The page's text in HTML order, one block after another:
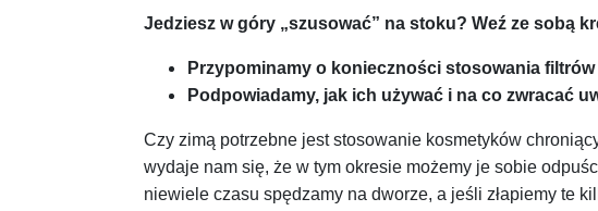
Jedziesz w góry „szusować” na stoku? Weź ze sobą
Przypominamy o konieczności stosowania filtrów
Podpowiadamy, jak ich używać i na co zwracać
Czy zimą potrzebne jest stosowanie kosmetyków
wydaje nam się, że w tym okresie możemy je sobie
niewiele czasu spędzamy na dworze, a jeśli złapiemy te